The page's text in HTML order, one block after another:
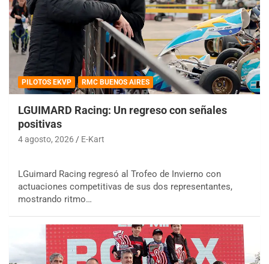
PILOTOS EKVP RMC BUENOS AIRES
LGUIMARD Racing: Un regreso con señales
positivas
4 agosto, 2026 E-Kart
LGuimard Racing regresó al Trofeo de Invierno con
actuaciones competitivas de sus dos representantes,
mostrando ritmo…